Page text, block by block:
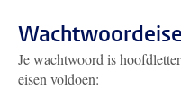
Je wachtwoord is
eisen voldoen: